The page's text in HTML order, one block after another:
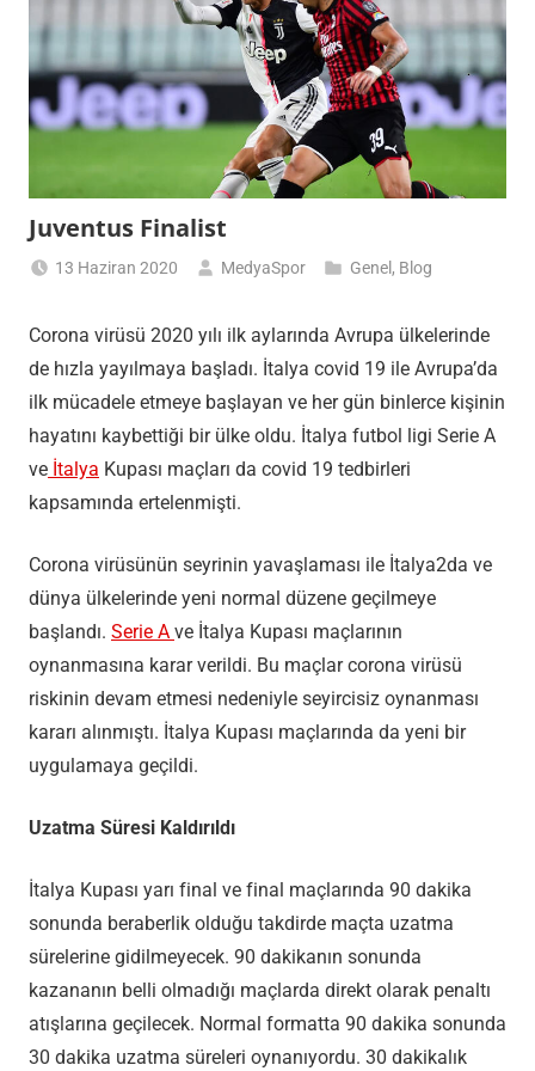
Juventus Finalist
13 Haziran 2020 MedyaSpor Genel , Blog
Corona virüsü 2020 yılı ilk aylarında Avrupa ülkelerinde
de hızla yayılmaya başladı. İtalya covid 19 ile Avrupa’da
ilk mücadele etmeye başlayan ve her gün binlerce kişinin
hayatını kaybettiği bir ülke oldu. İtalya futbol ligi Serie A
ve İtalya Kupası maçları da covid 19 tedbirleri
kapsamında ertelenmişti.
Corona virüsünün seyrinin yavaşlaması ile İtalya2da ve
dünya ülkelerinde yeni normal düzene geçilmeye
başlandı. Serie A ve İtalya Kupası maçlarının
oynanmasına karar verildi. Bu maçlar corona virüsü
riskinin devam etmesi nedeniyle seyircisiz oynanması
kararı alınmıştı. İtalya Kupası maçlarında da yeni bir
uygulamaya geçildi.
Uzatma Süresi Kaldırıldı
İtalya Kupası yarı final ve final maçlarında 90 dakika
sonunda beraberlik olduğu takdirde maçta uzatma
sürelerine gidilmeyecek. 90 dakikanın sonunda
kazananın belli olmadığı maçlarda direkt olarak penaltı
atışlarına geçilecek. Normal formatta 90 dakika sonunda
30 dakika uzatma süreleri oynanıyordu. 30 dakikalık